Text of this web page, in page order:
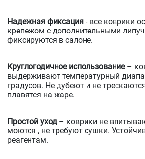
Надежная фиксация - все коврики
крепежом с дополнительными
фиксируются в салоне.
Круглогодичное использование–
выдерживают температурный
градусов. Не дубеют и не
плавятся на жаре.
Простой уход – коврики не
моются , не требуют сушки.
реагентам.